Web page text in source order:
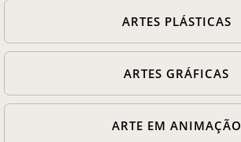
MAM Bahia 360º
ARTES PLÁSTICAS
ARTES GRÁFICAS
ARTE EM ANIMAÇÃO